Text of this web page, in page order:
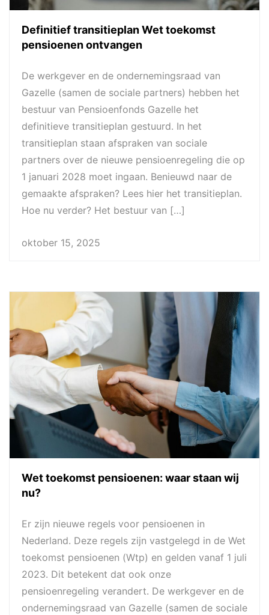
Definitief transitieplan Wet toekomst
pensioenen ontvangen
De werkgever en de ondernemingsraad van
Gazelle (samen de sociale partners) hebben het
bestuur van Pensioenfonds Gazelle het
definitieve transitieplan gestuurd. In het
transitieplan staan afspraken van sociale
partners over de nieuwe pensioenregeling die op
1 januari 2028 moet ingaan. Benieuwd naar de
gemaakte afspraken? Lees hier het transitieplan.
Hoe nu verder? Het bestuur van […]
oktober 15, 2025
Wet toekomst pensioenen: waar staan wij
nu?
Er zijn nieuwe regels voor pensioenen in
Nederland. Deze regels zijn vastgelegd in de Wet
toekomst pensioenen (Wtp) en gelden vanaf 1 juli
2023. Dit betekent dat ook onze
pensioenregeling verandert. De werkgever en de
ondernemingsraad van Gazelle (samen de sociale